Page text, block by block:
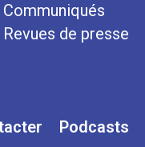
Communiqués
Revues de presse
Podcasts